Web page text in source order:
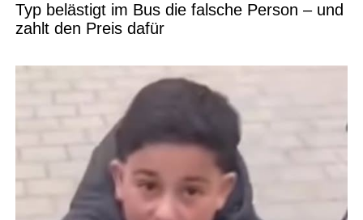
Typ belästigt im Bus die falsche Person – und
zahlt den Preis dafür